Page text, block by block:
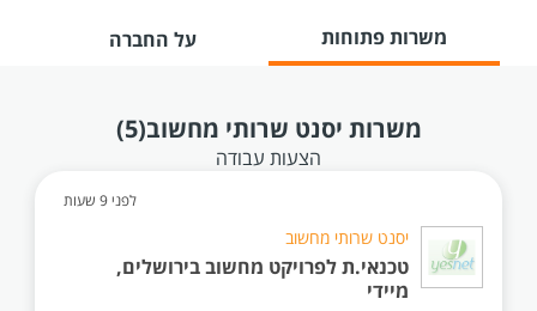
משרות פתוחות על החברה
משרות יסנט שרותי מחשוב(5)
הצעות עבודה
לפני 9 שעות
יסנט שרותי מחשוב
טכנאי.ת לפרויקט מחשוב בירושלים,
מיידי